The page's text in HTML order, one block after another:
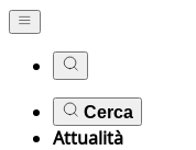
Cerca
Attualità